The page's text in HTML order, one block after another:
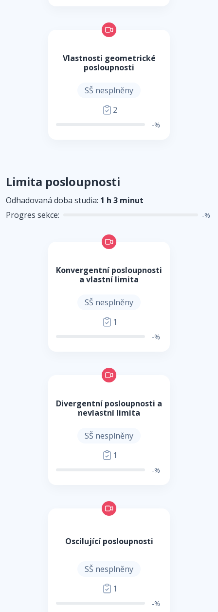
Vlastnosti geometrické
posloupnosti
SŠ nesplněny
2
-%
Limita posloupnosti
Odhadovaná doba studia: 1 h 3 minut
Progres sekce:
-%
Konvergentní posloupnosti
a vlastní limita
SŠ nesplněny
1
-%
Divergentní posloupnosti a
nevlastní limita
SŠ nesplněny
1
-%
Oscilující posloupnosti
SŠ nesplněny
1
-%